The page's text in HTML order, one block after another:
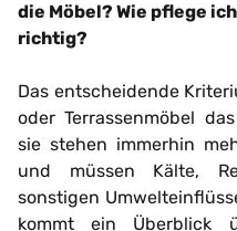
die Möbel? Wie pflege
richtig?
Das entscheidende
oder Terrassenmöbel
sie stehen immerhin
und müssen Kälte,
sonstigen
kommt ein Überblick